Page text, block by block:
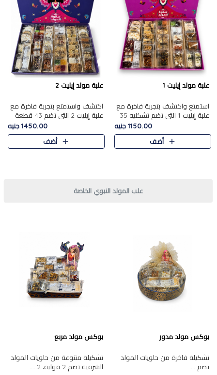
علبة مولد إيليت 1
استمتع واكتشف بتجربة فاخرة مع
علبة إيليت 1 التي تضم تشكليه 35
قطعة من أرقى حلويات المولد
المصري الأصيلة ,معروضة بشكل
جميل في علبة أنيقة ، في..
1150.00 جنيه
أضف
علبة مولد إيليت 2
اكتشف واستمتع بتجربة فاخرة مع
علبة إيليت 2 التي تضم 43 قطعة
تشكيلة من أرقى حلويات المولد
الشرقية المصرية الأصيلة ,معروضة
بشكل جميل في علبة أ..
1450.00 جنيه
أضف
علب المولد النبوي الخاصة
بوكس مولد مدور
تشكيلة فاخرة من حلويات المولد
تضم ....
بوكس مولد مربع
تشكيلة متنوعة من حلويات المولد
الشرقية تضم 2 فولية، 2.....